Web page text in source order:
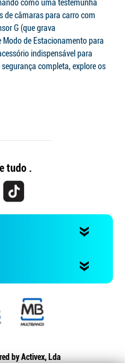
como uma testemunha
de câmaras para carro com
G (que grava
de Estacionamento para
indispensável para
completa, explore os
tudo .
byActivex, Lda